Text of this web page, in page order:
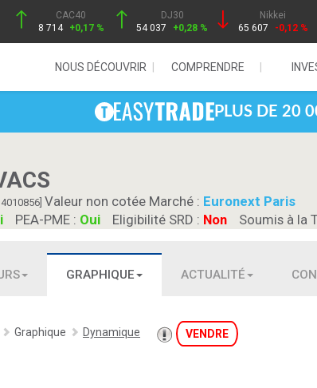
CAC40
8 714 +0,17 %
DJ30
54 037
+0,28 %
Nikkei
65 607
-0,12 %
NOUS DÉCOUVRIR COMPRENDRE
PLUS DE 20
Valeur non cotée Marché : Euronext Paris
PEA-PME : Oui Eligibilité SRD : Non Soumis à la
GRAPHIQUE ACTUALITÉ
Graphique Dynamique VENDRE